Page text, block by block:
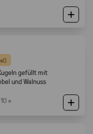
gefüllt mit
und Walnuss
×